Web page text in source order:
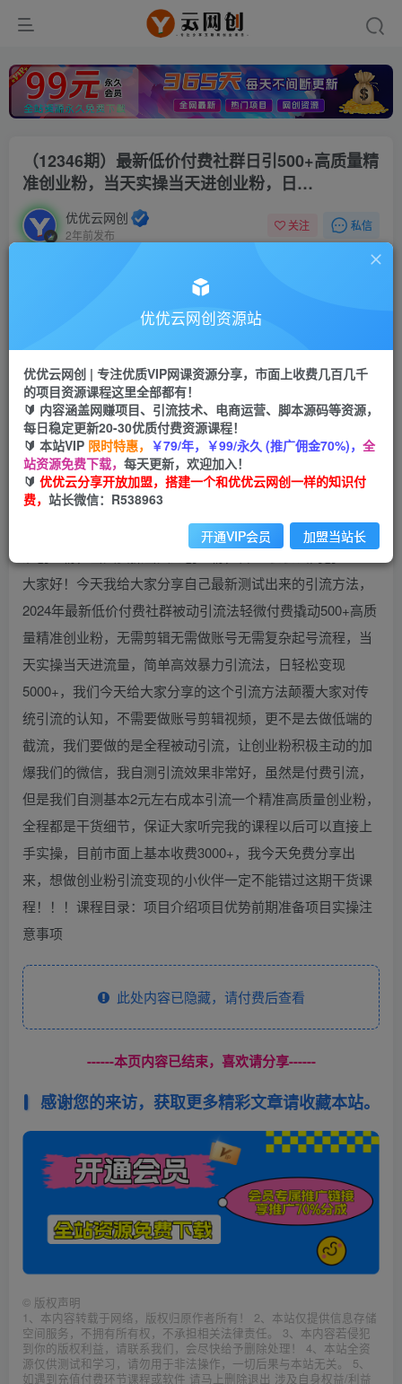
（12346期）最新低价付费社群日引500+高质量精
准创业粉，当天实操当天进创业粉，日…
优优云网创
2年前发布
关注 私信
云币9.9 云币99
会员免费
立即购买
您当前未登录！建议登陆后购买，可保存购买订单
大家好！今天我给大家分享自己最新测试出来的引流方法，
2024年最新低价付费社群被动引流法轻微付费撬动500+高质
量精准创业粉，无需剪辑无需做账号无需复杂起号流程，当
天实操当天进流量，简单高效暴力引流法，日轻松变现
5000+，我们今天给大家分享的这个引流方法颠覆大家对传
统引流的认知，不需要做账号剪辑视频，更不是去做低端的
截流，我们要做的是全程被动引流，让创业粉积极主动的加
爆我们的微信，我自测引流效果非常好，虽然是付费引流，
但是我们自测基本2元左右成本引流一个精准高质量创业粉，
全程都是干货细节，保证大家听完我的课程以后可以直接上
手实操，目前市面上基本收费3000+，我今天免费分享出
来，想做创业粉引流变现的小伙伴一定不能错过这期干货课
程！！！课程目录：项目介绍项目优势前期准备项目实操注
意事项
此处内容已隐藏，请付费后查看
------本页内容已结束，喜欢请分享------
感谢您的来访，获取更多精彩文章请收藏本站。
© 版权声明
1、本内容转载于网络，版权归原作者所有！ 2、本站仅提供信息存储
空间服务，不拥有所有权，不承担相关法律责任。 3、本内容若侵犯
到你的版权利益，请联系我们，会尽快给予删除处理！ 4、本站全资
源仅供测试和学习，请勿用于非法操作，一切后果与本站无关。 5、
如遇到充值付费环节课程或软件 请马上删除退出 涉及自身权益/利益
优优云网创资源站
优优云网创 | 专注优质VIP网课资源分享，市面上收费几百几千
的项目资源课程这里全部都有！
🔰 内容涵盖网赚项目、引流技术、电商运营、脚本源码等资源，
每日稳定更新20-30优质付费资源课程！
🔰 本站VIP 限时特惠， ￥79/年，￥99/永久 (推广佣金70%)， 全
站资源免费下载， 每天更新，欢迎加入！
🔰 优优云分享开放加盟，搭建一个和优优云网创一样的知识付
费， 站长微信：R538963
开通VIP会员 加盟当站长